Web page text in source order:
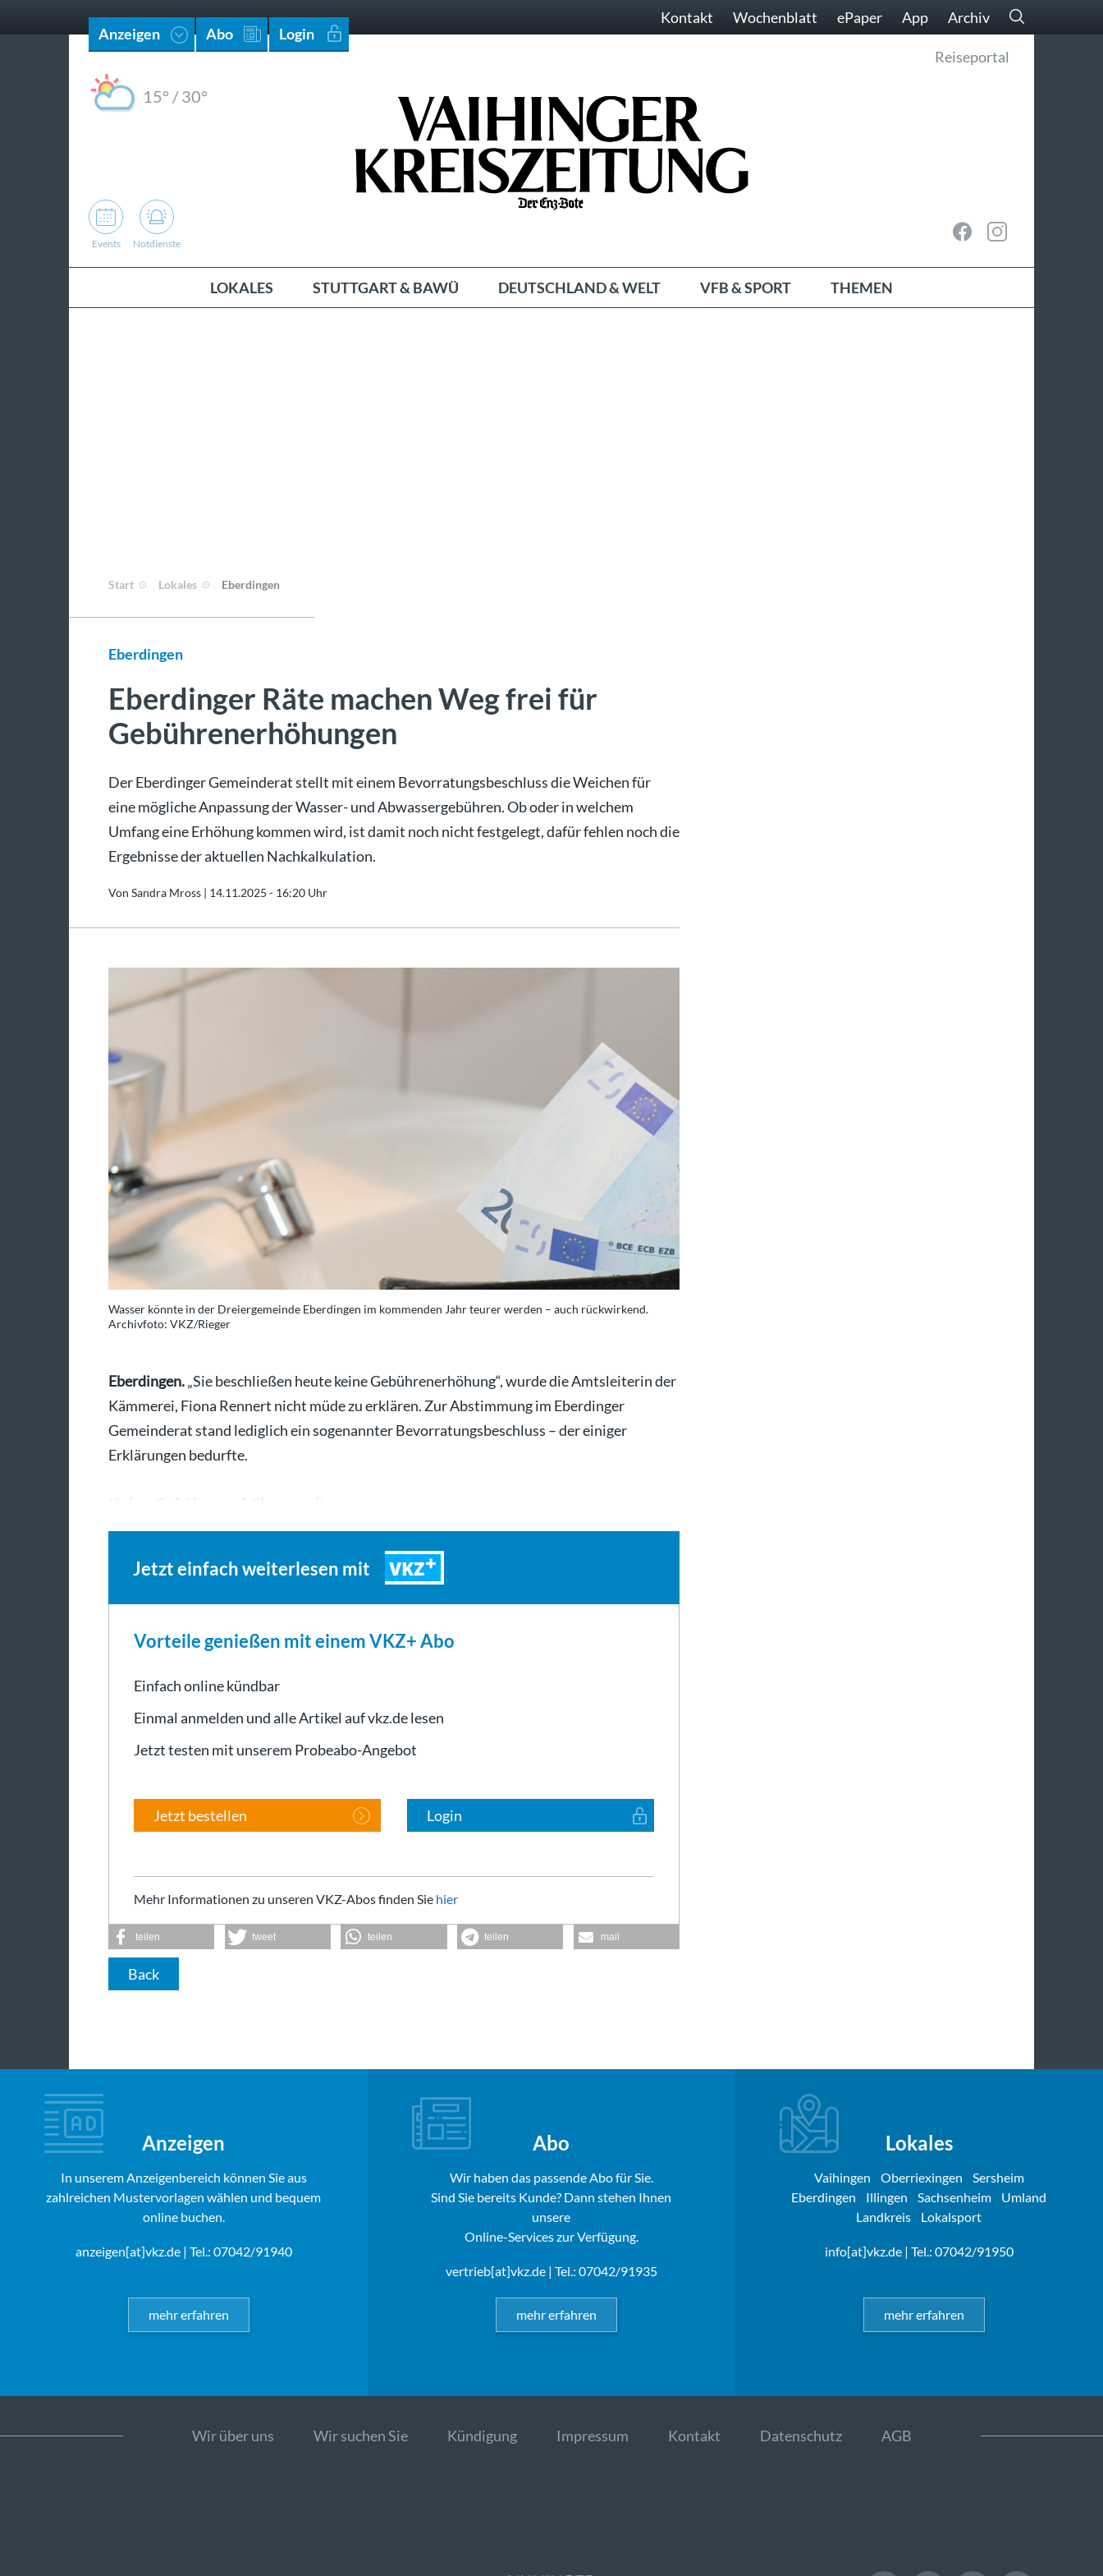
Anzeigen Abo Login
Kontakt Wochenblatt ePaper App Archiv
15° /30°
Reiseportal
Events Notdienste
LOKALES STUTTGART & BAWÜ DEUTSCHLAND & WELT VFB & SPORT THEMEN
Start Lokales Eberdingen
Eberdingen
Eberdinger Räte machen Weg frei für
Gebührenerhöhungen
Der Eberdinger Gemeinderat stellt mit einem Bevorratungsbeschluss die Weichen für
eine mögliche Anpassung der Wasser- und Abwassergebühren. Ob oder in welchem
Umfang eine Erhöhung kommen wird, ist damit noch nicht festgelegt, dafür fehlen noch die
Ergebnisse der aktuellen Nachkalkulation.
Von Sandra Mross | 14.11.2025 - 16:20 Uhr
Wasser könnte in der Dreiergemeinde Eberdingen im kommenden Jahr teurer werden – auch rückwirkend.
Archivfoto: VKZ/Rieger
Eberdingen.„Sie beschließen heute keine Gebührenerhöhung“, wurde die Amtsleiterin der
Kämmerei, Fiona Rennert nicht müde zu erklären. Zur Abstimmung im Eberdinger
Gemeinderat stand lediglich ein sogenannter Bevorratungsbeschluss – der einiger
Erklärungen bedurfte.
Keine Gebührenerhöhung seit…
Jetzt einfach weiterlesen mit VKZ
Vorteile genießen mit einem VKZ+ Abo
Einfach online kündbar
Einmal anmelden und alle Artikel auf vkz.de lesen
Jetzt testen mit unserem Probeabo-Angebot
Jetzt bestellen Login
Mehr Informationen zu unseren VKZ-Abos finden Sie hier
teilen tweet teilen teilen mail
Back
Anzeigen
In unserem Anzeigenbereich können Sie aus
zahlreichen Mustervorlagen wählen und bequem
online buchen.
anzeigen[at]vkz.de| Tel.: 07042/91940
mehr erfahren
Abo
Wir haben das passende Abo für Sie.
Sind Sie bereits Kunde? Dann stehen Ihnen
unsere
Online-Services zur Verfügung.
vertrieb[at]vkz.de| Tel.: 07042/91935
mehr erfahren
Lokales
Vaihingen Oberriexingen
Sersheim
Eberdingen
Illingen Sachsenheim
Umland
Landkreis
Lokalsport
info[at]vkz.de| Tel.: 07042/91950
mehr erfahren
Wir über uns Wir suchen Sie Kündigung Impressum Kontakt Datenschutz AGB